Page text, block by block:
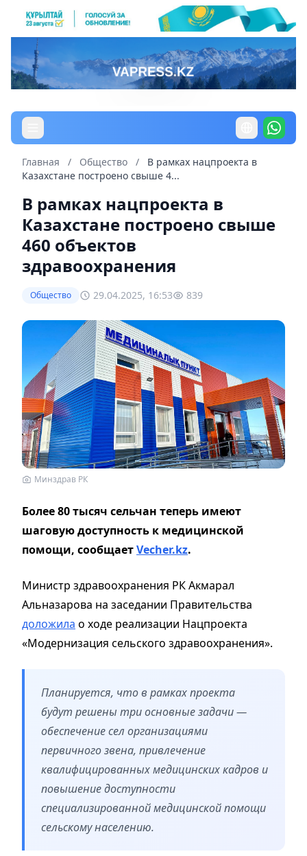
Главная / Общество /
В рамках нацпроекта в
Казахстане построено свыше 4...
В рамках нацпроекта в
Казахстане построено свыше
460 объектов
здравоохранения
Общество 29.04.2025, 16:53 839
Минздрав РК
Более 80 тысяч сельчан теперь имеют
шаговую доступность к медицинской
помощи, сообщаетVecher.kz.
Министр здравоохранения РК Акмарал
Альназарова на заседании Правительства
доложила о ходе реализации Нацпроекта
«Модернизация сельского здравоохранения».
Планируется, что в рамках проекта
будут решены три основные задачи —
обеспечение сел организациями
первичного звена, привлечение
квалифицированных медицинских кадров и
повышение доступности
специализированной медицинской помощи
сельскому населению.